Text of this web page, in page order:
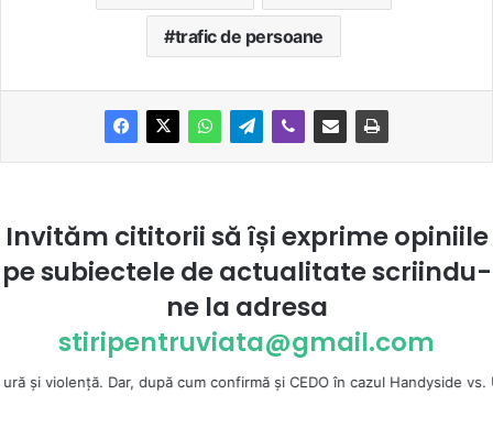
trafic de persoane
Invităm cititorii să își exprime opiniile
pe subiectele de actualitate scriindu-
ne la adresa
stiripentruviata@gmail.com
Dar, după cum confirmă şi CEDO în cazul Handyside vs. UK